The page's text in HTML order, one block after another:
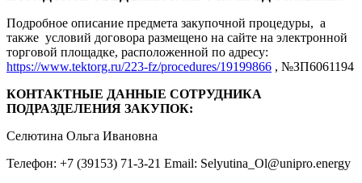
Подробное описание предмета закупочной процедуры, а
также условий договора размещено на сайте на электронной
торговой площадке, расположенной по адресу:
https://www.tektorg.ru/223-fz/procedures/19199866 , №ЗП6061194
КОНТАКТНЫЕ ДАННЫЕ СОТРУДНИКА
ПОДРАЗДЕЛЕНИЯ ЗАКУПОК:
Селютина Ольга Ивановна
Телефон: +7 (39153) 71-3-21 Email: Selyutina_Ol@unipro.energy